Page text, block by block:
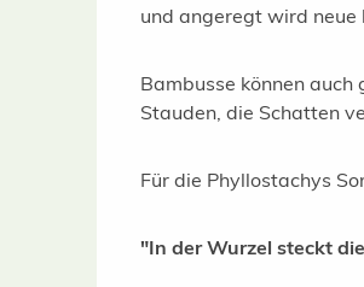
und angeregt wird
Bambusse können
Stauden, die Schatten
Für die Phyllostachys
"In der Wurzel steckt